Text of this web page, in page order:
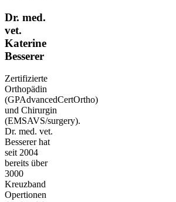
Dr. med.
vet.
Katerine
Besserer
Zertifizierte
Orthopädin
(GPAdvancedCertOrtho)
und Chirurgin
(EMSAVS/surgery).
Dr. med. vet.
Besserer hat
seit 2004
bereits über
3000
Kreuzband
Opertionen